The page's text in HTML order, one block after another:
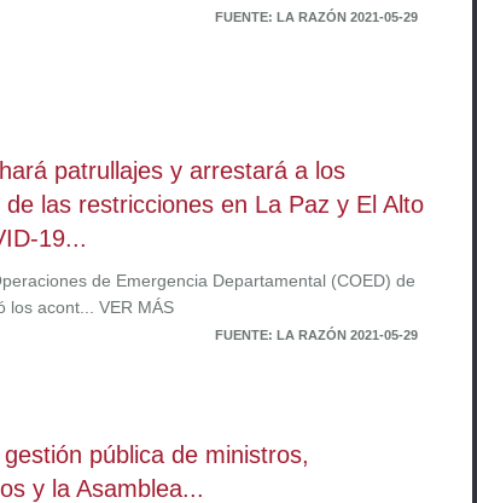
FUENTE: LA RAZÓN 2021-05-29
patrullajes y arrestará a los
las restricciones en La Paz y El Alto
19...
de Emergencia Departamental (COED) de
los acont... VER MÁS
FUENTE: LA RAZÓN 2021-05-29
pública de ministros,
y la Asamblea...